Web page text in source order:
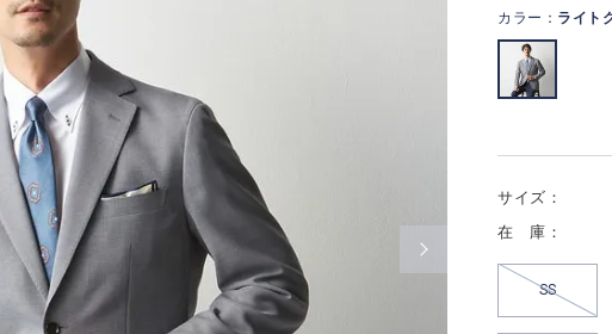
カラー： ライト
サイズ：
在 庫：
SS